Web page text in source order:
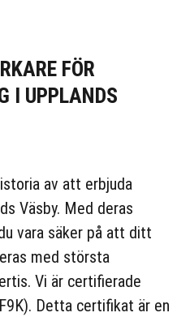
FÖR
I UPPLANDS
av att erbjuda
Väsby. Med deras
vara säker på att ditt
med största
Detta certifikat är en